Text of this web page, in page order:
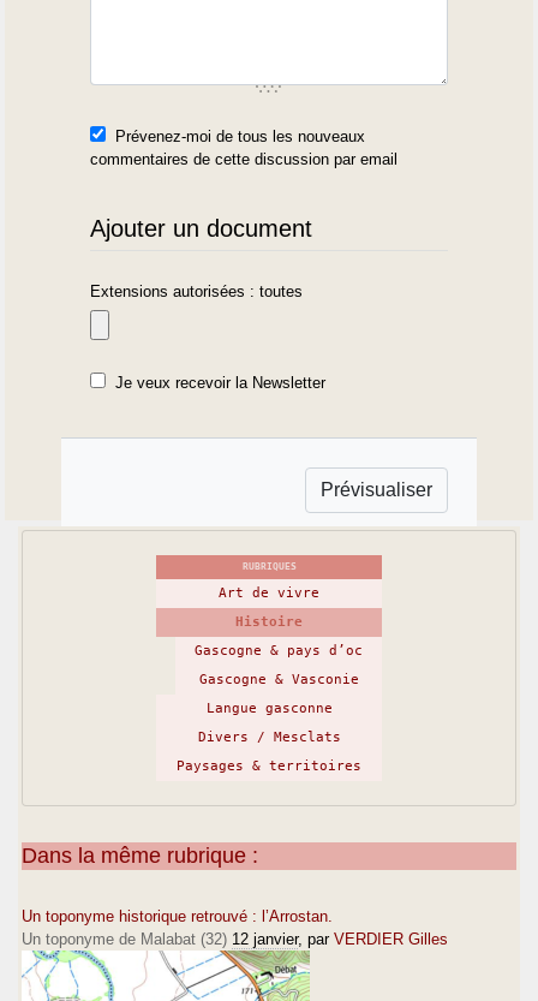
Prévenez-moi de tous les nouveaux
commentaires de cette discussion par email
Ajouter un document
Extensions autorisées : toutes
Je veux recevoir la Newsletter
RUBRIQUES
Art de vivre
Histoire
Gascogne & pays d’oc
Gascogne & Vasconie
Langue gasconne
Divers / Mesclats
Paysages & territoires
Dans la même rubrique :
Un toponyme historique retrouvé : l’Arrostan.
Un toponyme de Malabat (32) 12 janvier, par VERDIER Gilles